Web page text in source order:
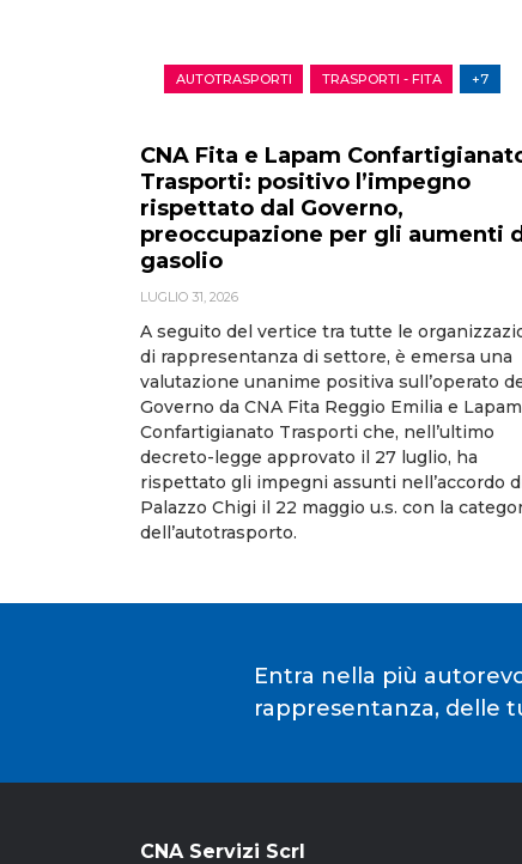
AUTOTRASPORTI TRASPORTI - FITA +7
CNA Fita e Lapam
Trasporti: positivo l’impegno
rispettato dal Governo,
preoccupazione per gli aumenti
gasolio
LUGLIO 31, 2026
A seguito del vertice tra tutte le
di rappresentanza di settore, è emersa una
valutazione unanime positiva sull’operato
Governo da CNA Fita Reggio Emilia e Lapam
Confartigianato Trasporti che, nell’ultimo
decreto-legge approvato il 27 luglio, ha
rispettato gli impegni assunti nell’accordo
Palazzo Chigi il 22 maggio u.s. con la
dell’autotrasporto.
Entra nella più
rappresentanza, delle
CNA Servizi Scrl